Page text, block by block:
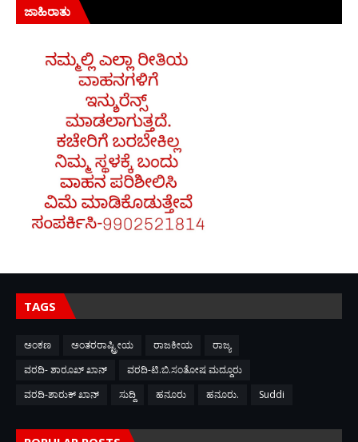
ಜಾಹಿರಾತು
TAGS
ಅಂಕಣ ಅಂತರರಾಷ್ಟ್ರೀಯ ರಾಜಕೀಯ
ರಾಜ್ಯ
ವರದಿ- ಶಾರೂಖ್ ಖಾನ್
ವರದಿ-ಟಿ.ಬಿ.ಸಂತೋಷ ಮದ್ದೂರು
ವರದಿ-ಶಾರುಕ್ ಖಾನ್
ಸುದ್ದಿ ಹನೂರು ಹನೂರು. Suddi